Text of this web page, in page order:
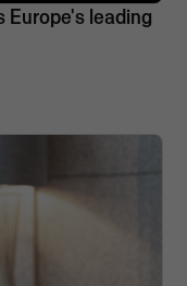
Europe's leading